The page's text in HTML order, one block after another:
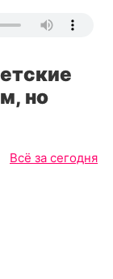
но
Всё за сегодня